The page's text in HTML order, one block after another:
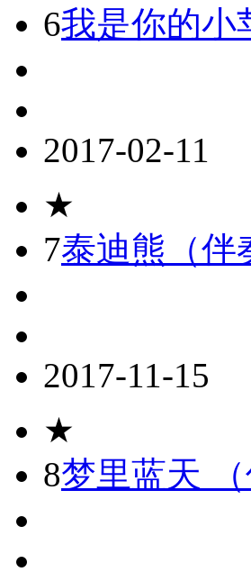
6我是你的小
2017-02-11
★
7泰迪熊（伴
2017-11-15
★
8梦里蓝天 （